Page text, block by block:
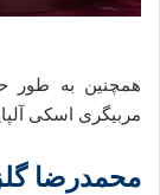
همچنین به طور
مربیگری اسکی
محمدرضا